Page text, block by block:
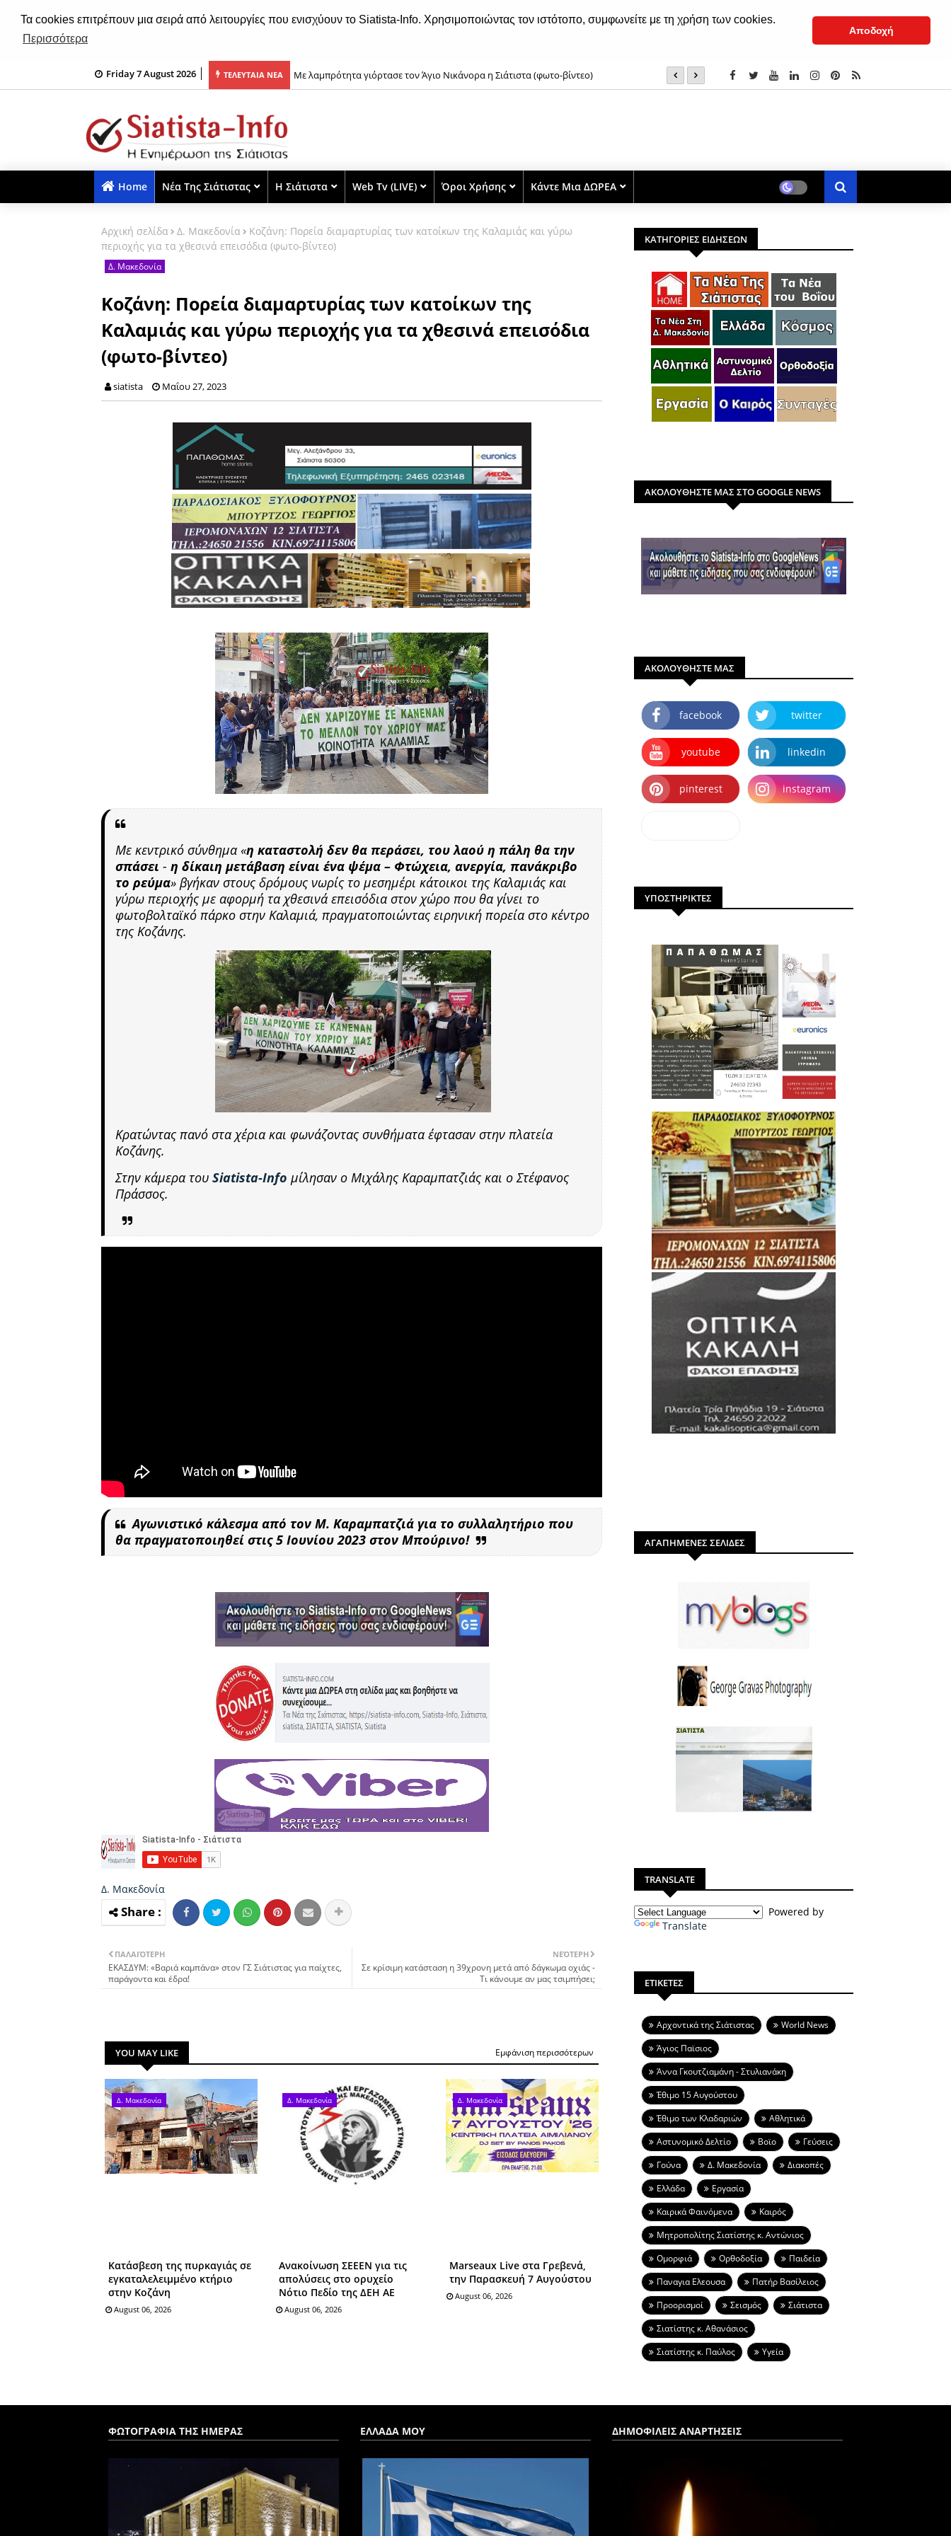
Τα cookies επιτρέπουν μια σειρά από λειτουργίες που ενισχύουν το Siatista-Info. Χρησιμοποιώντας τον ιστότοπο, συμφωνείτε με τη χρήση των cookies.
Περισσότερα
Αποδοχή
Friday 7 August 2026 ΤΕΛΕΥΤΑΙΑ ΝΕΑ
Σιάτιστα: O καιρός το Σαββατοκύριακο, 8 και 9 Αυγούστου 2026
Να νηστέψεις για την Παναγία
Home Νέα Της Σιάτιστας Η Σιάτιστα Web Tv (LIVE) Όροι Χρήσης Κάντε Μια ΔΩΡΕΑ
Αρχική σελίδα Δ. Μακεδονία
Κοζάνη: Πορεία διαμαρτυρίας των κατοίκων της Καλαμιάς και γύρω
περιοχής για τα χθεσινά επεισόδια (φωτο-βίντεο)
Δ. Μακεδονία
Κοζάνη: Πορεία διαμαρτυρίας των κατοίκων της
Καλαμιάς και γύρω περιοχής για τα χθεσινά επεισόδια
(φωτο-βίντεο)
siatista Μαΐου 27, 2023
Με κεντρικό σύνθημα «η καταστολή δεν θα περάσει, του λαού η πάλη θα την
σπάσει - η δίκαιη μετάβαση είναι ένα ψέμα – Φτώχεια, ανεργία, πανάκριβο
το ρεύμα» βγήκαν στους δρόμους νωρίς το μεσημέρι κάτοικοι της Καλαμιάς και
γύρω περιοχής με αφορμή τα χθεσινά επεισόδια στον χώρο που θα γίνει το
φωτοβολταϊκό πάρκο στην Καλαμιά, πραγματοποιώντας ειρηνική πορεία στο κέντρο
της Κοζάνης.
Κρατώντας πανό στα χέρια και φωνάζοντας συνθήματα έφτασαν στην πλατεία
Κοζάνης.
Στην κάμερα του Siatista-Info μίλησαν ο Μιχάλης Καραμπατζιάς και ο Στέφανος
Πράσσος.
Αγωνιστικό κάλεσμα από τον Μ. Καραμπατζιά για το συλλαλητήριο που
θα πραγματοποιηθεί στις 5 Ιουνίου 2023 στον Μπούρινο!
Δ. Μακεδονία
ΝΕΌΤΕΡΗ
Σε κρίσιμη κατάσταση η 39χρονη μετά από δάγκωμα οχιάς -
Τι κάνουμε αν μας τσιμπήσει;
ΠΑΛΑΙΌΤΕΡΗ
ΕΚΑΣΔΥΜ: «Βαριά καμπάνα» στον ΓΣ Σιάτιστας για παίχτες,
παράγοντα και έδρα!
YOU MAY LIKE Εμφάνιση περισσότερων
Δ. Μακεδονία
Kατάσβεση της πυρκαγιάς σε
εγκαταλελειμμένο κτήριο
στην Κοζάνη
August 06, 2026
Δ. Μακεδονία
Ανακοίνωση ΣΕΕΕΝ για τις
απολύσεις στο ορυχείο
Νότιο Πεδίο της ΔΕΗ ΑΕ
August 06, 2026
Δ. Μακεδονία
Marseaux Live στα Γρεβενά,
την Παρασκευή 7 Αυγούστου
August 06, 2026
ΚΑΤΗΓΟΡΙΕΣ ΕΙΔΗΣΕΩΝ
ΑΚΟΛΟΥΘΗΣΤΕ ΜΑΣ ΣΤΟ GOOGLE NEWS
ΑΚΟΛΟΥΘΗΣΤΕ ΜΑΣ
facebook twitter
youtube linkedin
pinterest instagram
ΥΠΟΣΤΗΡΙΚΤΕΣ
ΑΓΑΠΗΜΕΝΕΣ ΣΕΛΙΔΕΣ
TRANSLATE
Powered by
Translate
ΕΤΙΚΕΤΕΣ
Aρχοντικά της Σιάτιστας
World News
Άγιος Παϊσιος
Άννα Γκουτζιαμάνη - Στυλιανάκη
Έθιμο 15 Αυγούστου
Έθιμο των Κλαδαριών
Αθλητικά
Αστυνομικό Δελτίο
Βοϊο
Γεύσεις
Γούνα
Δ. Μακεδονία
Διακοπές
Ελλάδα
Εργασία
Καιρικά Φαινόμενα
Καιρός
Μητροπολίτης Σιατίστης κ. Αντώνιος
Ομορφιά
Ορθοδοξία
Παιδεία
Παναγια Ελεουσα
Πατήρ Βασίλειος
Προορισμοί
Σεισμός
Σιάτιστα
Σιατίστης κ. Αθανάσιος
Σιατίστης κ. Παύλος
Υγεία
ΦΩΤΟΓΡΑΦΙΑ ΤΗΣ ΗΜΕΡΑΣ ΕΛΛΑΔΑ ΜΟΥ ΔΗΜΟΦΙΛΕΙΣ ΑΝΑΡΤΗΣΕΙΣ